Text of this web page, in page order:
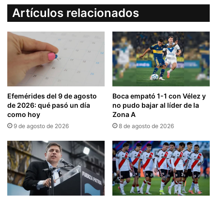
Artículos relacionados
Efemérides del 9 de agosto
de 2026: qué pasó un día
como hoy
9 de agosto de 2026
Boca empató 1-1 con Vélez y
no pudo bajar al líder de la
Zona A
8 de agosto de 2026